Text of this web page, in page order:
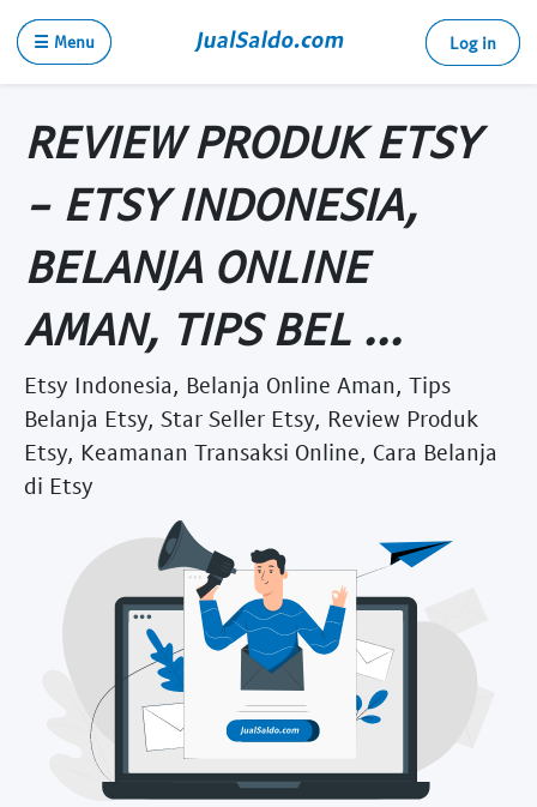
☰ Menu Log in
REVIEW PRODUK ETSY
- ETSY INDONESIA,
BELANJA ONLINE
AMAN, TIPS BEL ...
Etsy Indonesia, Belanja Online Aman, Tips
Belanja Etsy, Star Seller Etsy, Review Produk
Etsy, Keamanan Transaksi Online, Cara Belanja
di Etsy